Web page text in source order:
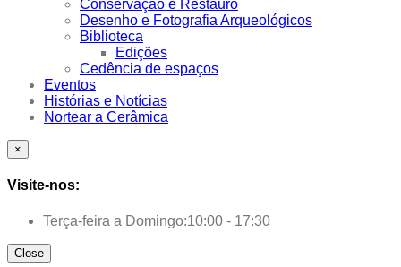
Conservação e Restauro
Desenho e Fotografia Arqueológicos
Biblioteca
Edições
Cedência de espaços
Eventos
Histórias e Notícias
Nortear a Cerâmica
×
Visite-nos:
Terça-feira a Domingo:10:00 - 17:30
Close